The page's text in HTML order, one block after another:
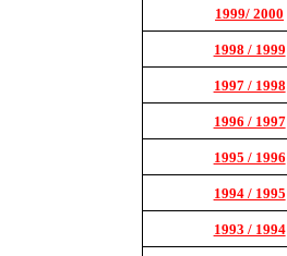
1999/ 2000
1998 / 1999
1997 / 1998
1996 / 1997
1995 / 1996
1994 / 1995
1993 / 1994